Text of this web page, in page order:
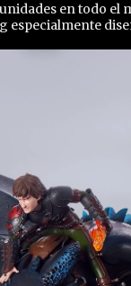
en todo
especialmente